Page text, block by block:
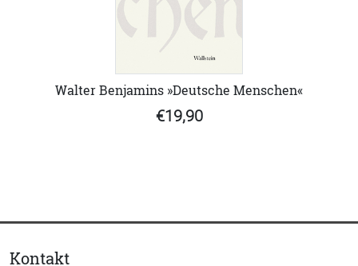
Walter Benjamins »Deutsche Menschen«
€19,90
Kontakt